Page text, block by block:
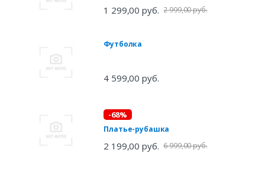
1 299,00 руб. 2 999,00 руб.
Футболка
4 599,00 руб.
-68%
Платье-рубашка
2 199,00 руб. 6 999,00 руб.